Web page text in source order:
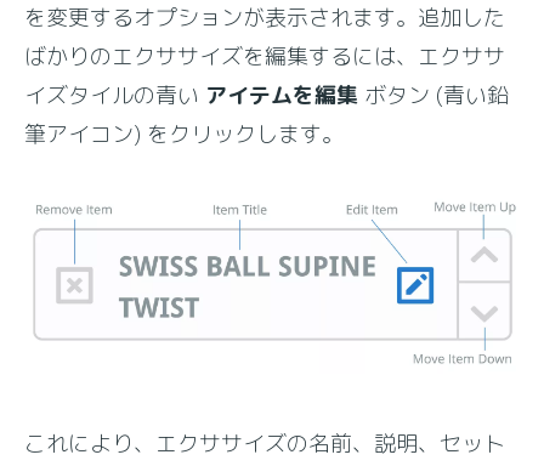
を変更するオプションが表示されます。追加した
ばかりのエクササイズを編集するには、エクササ
イズタイルの青い アイテムを編集 ボタン (青い鉛
筆アイコン) をクリックします。
これにより、エクササイズの名前、説明、セット